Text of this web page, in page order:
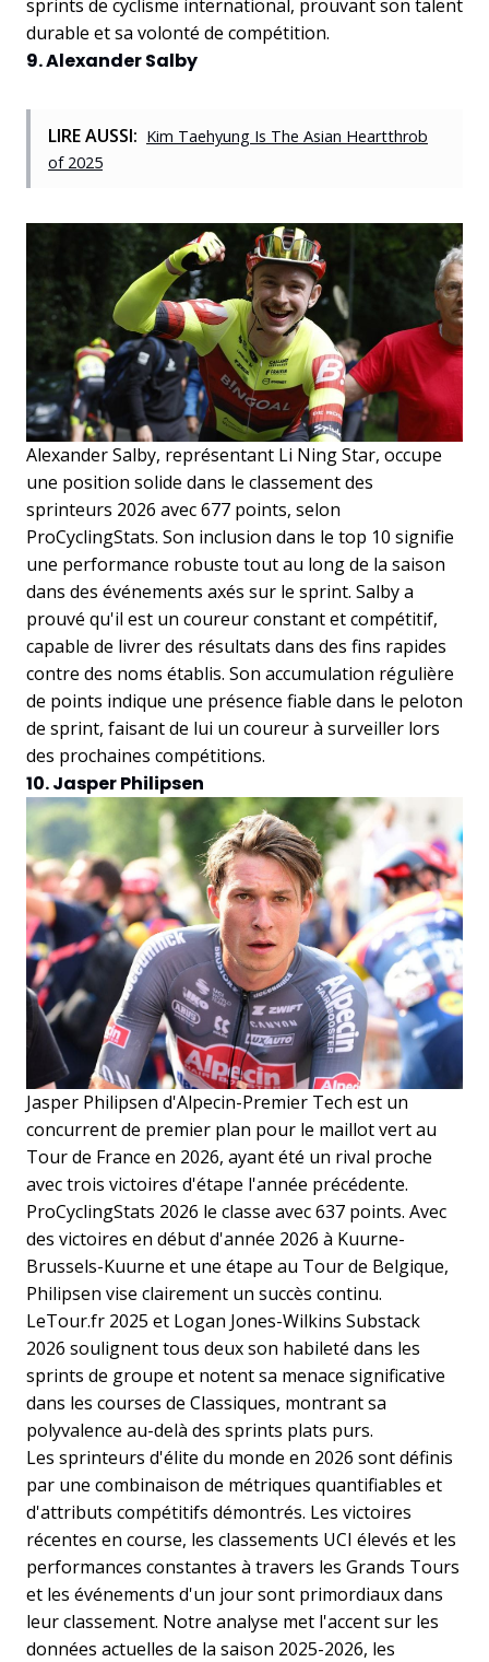
sprints de cyclisme international, prouvant son talent
durable et sa volonté de compétition.
9. Alexander Salby
LIRE AUSSI: Kim Taehyung Is The Asian Heartthrob
of 2025
Alexander Salby, représentant Li Ning Star, occupe
une position solide dans le classement des
sprinteurs 2026 avec 677 points, selon
ProCyclingStats. Son inclusion dans le top 10 signifie
une performance robuste tout au long de la saison
dans des événements axés sur le sprint. Salby a
prouvé qu'il est un coureur constant et compétitif,
capable de livrer des résultats dans des fins rapides
contre des noms établis. Son accumulation régulière
de points indique une présence fiable dans le peloton
de sprint, faisant de lui un coureur à surveiller lors
des prochaines compétitions.
10. Jasper Philipsen
Jasper Philipsen d'Alpecin-Premier Tech est un
concurrent de premier plan pour le maillot vert au
Tour de France en 2026, ayant été un rival proche
avec trois victoires d'étape l'année précédente.
ProCyclingStats 2026 le classe avec 637 points. Avec
des victoires en début d'année 2026 à Kuurne-
Brussels-Kuurne et une étape au Tour de Belgique,
Philipsen vise clairement un succès continu.
LeTour.fr 2025 et Logan Jones-Wilkins Substack
2026 soulignent tous deux son habileté dans les
sprints de groupe et notent sa menace significative
dans les courses de Classiques, montrant sa
polyvalence au-delà des sprints plats purs.
Les sprinteurs d'élite du monde en 2026 sont définis
par une combinaison de métriques quantifiables et
d'attributs compétitifs démontrés. Les victoires
récentes en course, les classements UCI élevés et les
performances constantes à travers les Grands Tours
et les événements d'un jour sont primordiaux dans
leur classement. Notre analyse met l'accent sur les
données actuelles de la saison 2025-2026, les